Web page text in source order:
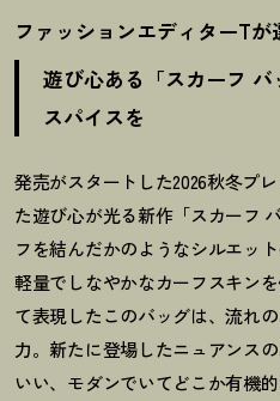
ファッションエディターTが
遊び心ある「スカーフ
スパイスを
発売がスタートした2026秋冬プ
た遊び心が光る新作「スカーフ
フを結んだかのようなシルエッ
軽量でしなやかなカーフスキン
て表現したこのバッグは、流れ
力。新たに登場したニュアンス
いい、モダンでいてどこか有機